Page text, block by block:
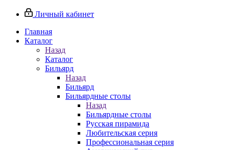
Личный кабинет
Главная
Каталог
Назад
Каталог
Бильярд
Назад
Бильярд
Бильярдные столы
Назад
Бильярдные столы
Русская пирамида
Любительская серия
Профессиональная серия